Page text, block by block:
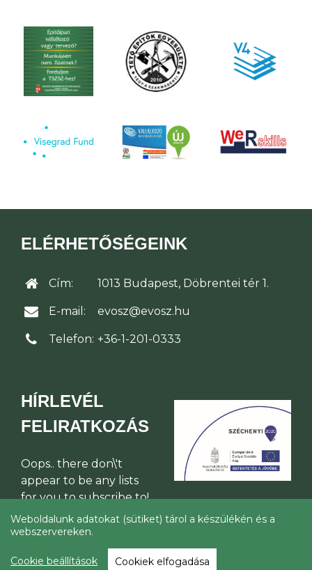
ELÉRHETŐSÉGEINK
Cím: 1013 Budapest, Döbrentei tér 1.
E-mail: evosz@evosz.hu
Telefon: +36-1-201-0333
HÍRLEVÉL
FELIRATKOZÁS
Oops.. there don\'t
appear to be any lists
for you to subscribe to!
© Építési Vállalkozók Országos
Szakszövetsége 2026
Weboldalunk adatokat (sütiket) tárol a készülékén és a
webszervereken.
Cookie beállítások Cookiek elfogadása